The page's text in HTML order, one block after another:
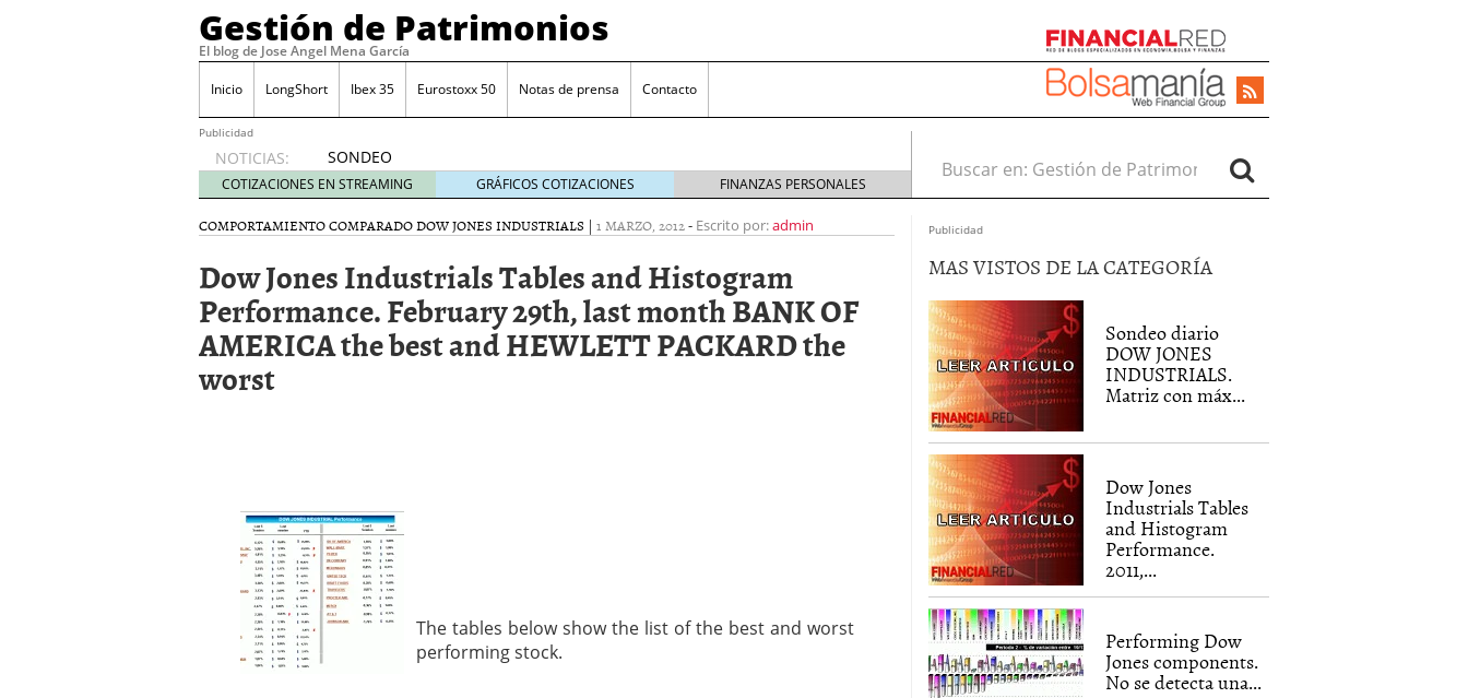
Gestión de Patrimonios
El blog de Jose Angel Mena García
Inicio LongShort Ibex 35 Eurostoxx 50 Notas de prensa Contacto
Publicidad
NOTICIAS:
SONDEO
IBEX35.
ACCESO
A LA
DE
TODOS
LOS
VALORES
DE
mayo 28, 2013
Catalejo sobre IBEX35. SISM?METROS. Prosiguen a la baja desde el 13/mayo
y a?n tienen recorrido adicional
CATALEJO SOBRE IBEX35. TERMOMETROS. Aún con recorrido a la baja para
alcanzar la zona de sobreventa y entonces si se podría apostar por un
rebote interesante
COTIZACIONES EN STREAMING GRÁFICOS COTIZACIONES FINANZAS PERSONALES
Buscar en:
COMPORTAMIENTO COMPARADO DOW JONES INDUSTRIALS | 1 MARZO, 2012- Escrito por:admin
Dow Jones Industrials Tables and Histogram
Performance. February 29th, last month BANK OF
AMERICA the best and HEWLETT PACKARD the
worst
The tables below show the list of the best and worst
performing stock.
Publicidad
MAS VISTOS DE LA CATEGORÍA
Sondeo diario
DOW JONES
INDUSTRIALS.
Matriz con máx...
Dow Jones
Industrials Tables
and Histogram
Performance.
2011,...
Performing Dow
Jones components.
No se detecta una...